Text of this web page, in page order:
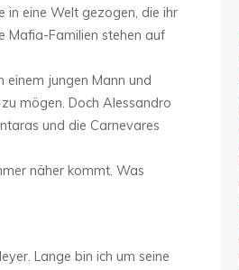
eine Welt gezogen, die ihr
Mafia-Familien stehen auf
einem jungen Mann und
mögen. Doch Alessandro
und die Carnevares
näher kommt. Was
Lange bin ich um seine